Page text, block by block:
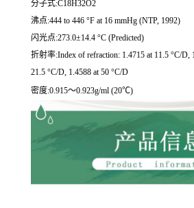
分子式:C18H32O2
沸点:444 to 446 °F at 16 mmHg (NTP, 1992)
闪光点:273.0±14.4 °C (Predicted)
折射率:Index of refraction: 1.4715 at 11.5 °C/D,
21.5 °C/D, 1.4588 at 50 °C/D
密度:0.915～0.923g/ml (20℃)